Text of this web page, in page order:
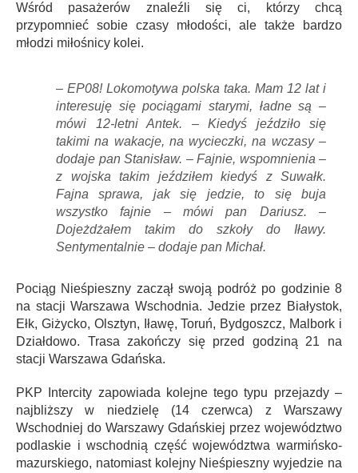
Wśród pasażerów znaleźli się ci, którzy chcą
przypomnieć sobie czasy młodości, ale także bardzo
młodzi miłośnicy kolei.
– EP08! Lokomotywa polska taka. Mam 12 lat i
interesuję się pociągami starymi, ładne są –
mówi 12-letni Antek. – Kiedyś jeździło się
takimi na wakacje, na wycieczki, na wczasy –
dodaje pan Stanisław. – Fajnie, wspomnienia –
z wojska takim jeździłem kiedyś z Suwałk.
Fajna sprawa, jak się jedzie, to się buja
wszystko fajnie – mówi pan Dariusz. –
Dojeżdżałem takim do szkoły do Iławy.
Sentymentalnie – dodaje pan Michał.
Pociąg Nieśpieszny zaczął swoją podróż po godzinie 8
na stacji Warszawa Wschodnia. Jedzie przez Białystok,
Ełk, Giżycko, Olsztyn, Iławę, Toruń, Bydgoszcz, Malbork i
Działdowo. Trasa zakończy się przed godziną 21 na
stacji Warszawa Gdańska.
PKP Intercity zapowiada kolejne tego typu przejazdy –
najbliższy w niedzielę (14 czerwca) z Warszawy
Wschodniej do Warszawy Gdańskiej przez województwo
podlaskie i wschodnią część województwa warmińsko-
mazurskiego, natomiast kolejny Nieśpieszny wyjedzie na